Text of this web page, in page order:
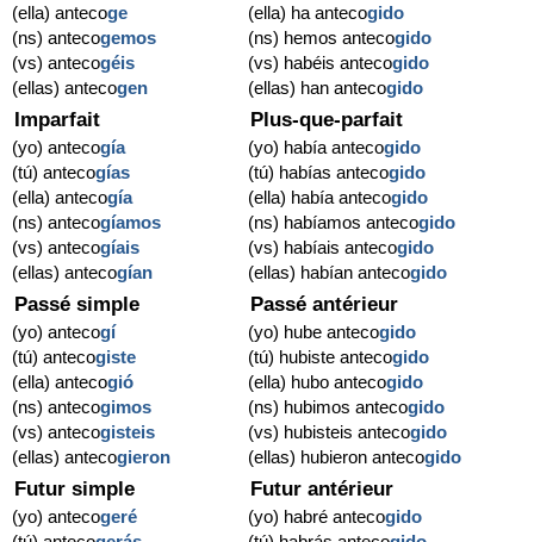
(ella) antecoge
(ns) antecogemos
(vs) antecogéis
(ellas) antecogen
(ella) ha antecogido
(ns) hemos antecogido
(vs) habéis antecogido
(ellas) han antecogido
Imparfait
(yo) antecogía
(tú) antecogías
(ella) antecogía
(ns) antecogíamos
(vs) antecogíais
(ellas) antecogían
Plus-que-parfait
(yo) había antecogido
(tú) habías antecogido
(ella) había antecogido
(ns) habíamos antecogido
(vs) habíais antecogido
(ellas) habían antecogido
Passé simple
(yo) antecogí
(tú) antecogiste
(ella) antecogió
(ns) antecogimos
(vs) antecogisteis
(ellas) antecogieron
Passé antérieur
(yo) hube antecogido
(tú) hubiste antecogido
(ella) hubo antecogido
(ns) hubimos antecogido
(vs) hubisteis antecogido
(ellas) hubieron antecogido
Futur simple
(yo) antecogeré
Futur antérieur
(yo) habré antecogido